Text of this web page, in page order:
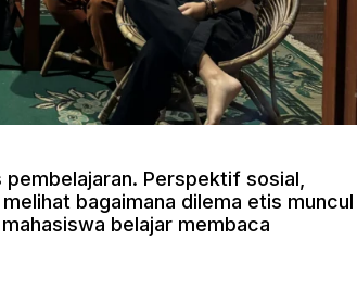
Perspektif sosial,
bagaimana dilema etis muncul
belajar membaca